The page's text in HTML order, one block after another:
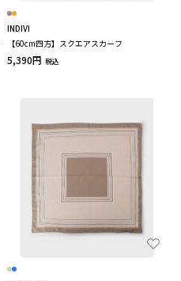
INDIVI
【60cm四方】スクエアスカーフ
5,390円 税込